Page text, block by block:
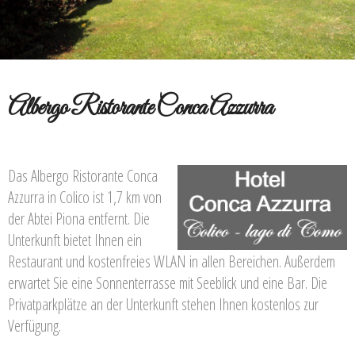
Albergo Ristorante Conca Azzurra
Das Albergo Ristorante Conca
Azzurra in Colico ist 1,7 km von
der Abtei Piona entfernt. Die
Unterkunft bietet Ihnen ein
Restaurant und kostenfreies WLAN in allen Bereichen. Außerdem
erwartet Sie eine Sonnenterrasse mit Seeblick und eine Bar. Die
Privatparkplätze an der Unterkunft stehen Ihnen kostenlos zur
Verfügung.